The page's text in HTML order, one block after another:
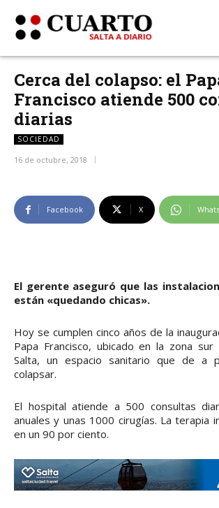
Cerca del colapso: el
Francisco atiende 500
diarias
SOCIEDAD
16 de octubre, 2018
Facebook X
El gerente aseguró que las
están «quedando chicas».
Hoy se cumplen cinco años de la
Papa Francisco, ubicado en la zona
Salta, un espacio sanitario que de a
colapsar.
El hospital atiende a 500 consultas
anuales y unas 1000 cirugías. La terapia
en un 90 por ciento.